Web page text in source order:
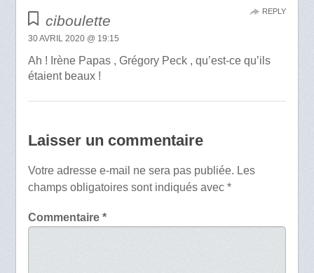
ciboulette
30 AVRIL 2020 @ 19:15
Ah ! Irène Papas , Grégory Peck , qu’est-ce qu’ils
étaient beaux !
REPLY
Laisser un commentaire
Votre adresse e-mail ne sera pas publiée. Les
champs obligatoires sont indiqués avec *
Commentaire *